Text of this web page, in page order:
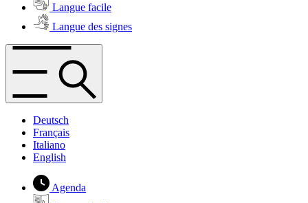
Langue facile
Langue des signes
Deutsch
Français
Italiano
English
Agenda